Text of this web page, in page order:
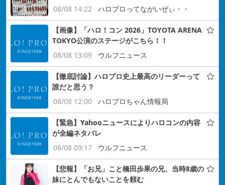
08/08 14:22
ハロプロってながいぜぃ・・
【画像】「ハロ！コン 2026」TOYOTA ARENA
TOKYO公演のステージがこちら！！
08/08 13:09
ウルフニュース
【徹底討論】ハロプロ史上最高のリーダーって
誰だと思う？
08/08 12:00
ハロプロちゃん情報局
【緊急】Yahooニュースによりハロコンの内容
が全編ネタバレ
08/08 09:17
ウルフニュース
【悲報】「お兄」こと橋田歩果の兄、当時8歳の
妹にとんでもないことを頼む